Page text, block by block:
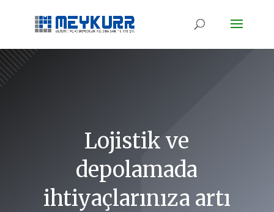
Lojistik ve
depolamada
ihtiyaçlarınıza artı